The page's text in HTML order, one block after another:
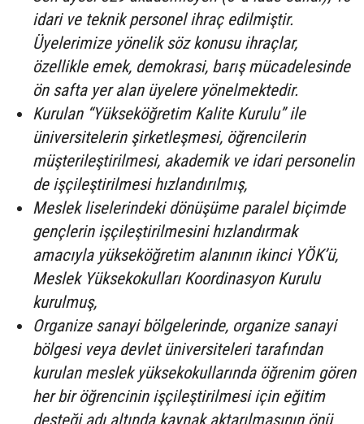
idari ve teknik personel ihraç edilmiştir.
Üyelerimize yönelik söz konusu ihraçlar,
özellikle emek, demokrasi, barış mücadelesinde
ön safta yer alan üyelere yönelmektedir.
Kurulan “Yükseköğretim Kalite Kurulu” ile
üniversitelerin şirketleşmesi, öğrencilerin
müşterileştirilmesi, akademik ve idari personelin
de işçileştirilmesi hızlandırılmış,
Meslek liselerindeki dönüşüme paralel biçimde
gençlerin işçileştirilmesini hızlandırmak
amacıyla yükseköğretim alanının ikinci YÖK’ü,
Meslek Yüksekokulları Koordinasyon Kurulu
kurulmuş,
Organize sanayi bölgelerinde, organize sanayi
bölgesi veya devlet üniversiteleri tarafından
kurulan meslek yüksekokullarında öğrenim gören
her bir öğrencinin işçileştirilmesi için eğitim